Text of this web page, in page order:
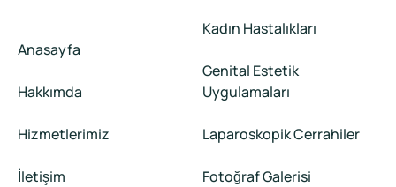
Anasayfa
Hakkımda
Hizmetlerimiz
İletişim
Kadın Hastalıkları
Genital Estetik
Uygulamaları
Laparoskopik Cerrahiler
Fotoğraf Galerisi